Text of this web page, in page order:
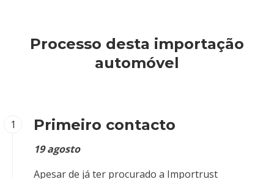
Processo desta importação
automóvel
1 Primeiro contacto
19 agosto
Apesar de já ter procurado a Importrust